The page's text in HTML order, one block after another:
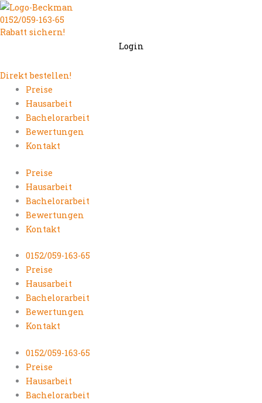
Zum
Inhalt
springen
0152/059-163-65
Rabatt sichern!
Login
Direkt bestellen!
Preise
Hausarbeit
Bachelorarbeit
Bewertungen
Kontakt
Preise
Hausarbeit
Bachelorarbeit
Bewertungen
Kontakt
0152/059-163-65
Preise
Hausarbeit
Bachelorarbeit
Bewertungen
Kontakt
0152/059-163-65
Preise
Hausarbeit
Bachelorarbeit